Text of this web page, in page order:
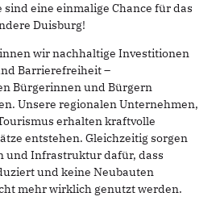
sind eine einmalige Chance für das
Duisburg!
wir nachhaltige Investitionen
Barrierefreiheit –
Bürgerinnen und Bürgern
Unsere regionalen Unternehmen,
erhalten kraftvolle
entstehen. Gleichzeitig sorgen
und Infrastruktur dafür, dass
und keine Neubauten
mehr wirklich genutzt werden.